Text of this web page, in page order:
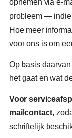
opnemen via e-
probleem —
Hoe meer
voor ons is om
Op basis
het gaat en wat
Voor
mailcontact,
schriftelijk